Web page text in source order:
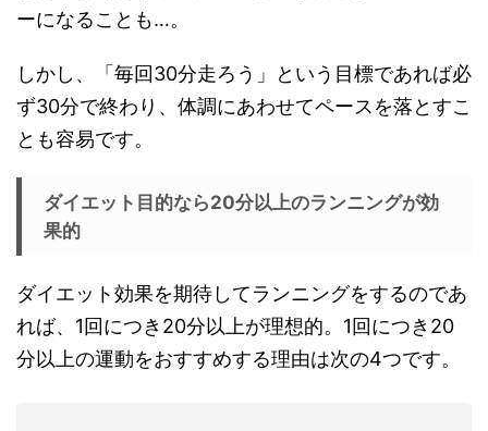
ーになることも…。
しかし、「毎回30分走ろう」という目標であれば必
ず30分で終わり、体調にあわせてペースを落とすこ
とも容易です。
ダイエット目的なら20分以上のランニングが効
果的
ダイエット効果を期待してランニングをするのであ
れば、1回につき20分以上が理想的。1回につき20
分以上の運動をおすすめする理由は次の4つです。